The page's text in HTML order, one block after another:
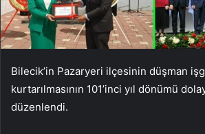
Bilecik’in Pazaryeri ilçesinin düşman
kurtarılmasının 101’inci yıl dönümü
düzenlendi.